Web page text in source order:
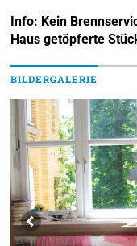
Info: Kein
Haus getöpferte
BILDERGALERIE